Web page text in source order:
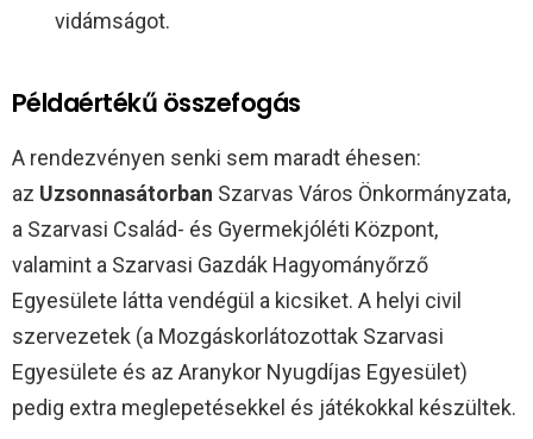
vidámságot.
Példaértékű összefogás
A rendezvényen senki sem maradt éhesen:
az Uzsonnasátorban Szarvas Város Önkormányzata,
a Szarvasi Család- és Gyermekjóléti Központ,
valamint a Szarvasi Gazdák Hagyományőrző
Egyesülete látta vendégül a kicsiket. A helyi civil
szervezetek (a Mozgáskorlátozottak Szarvasi
Egyesülete és az Aranykor Nyugdíjas Egyesület)
pedig extra meglepetésekkel és játékokkal készültek.